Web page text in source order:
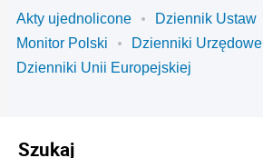
Akty ujednolicone
Dziennik Ustaw
Monitor Polski
Dzienniki Urzędowe
Dzienniki Unii Europejskiej
Szukaj